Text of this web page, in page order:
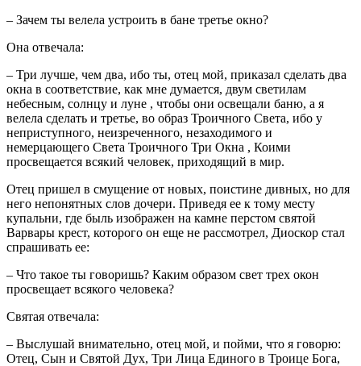
– Зачем ты велела устроить в бане третье окно?
Она отвечала:
– Три лучше, чем два, ибо ты, отец мой, приказал сделать два
окна в соответствие, как мне думается, двум светилам
небесным, солнцу и луне , чтобы они освещали баню, а я
велела сделать и третье, во образ Троичного Света, ибо у
неприступного, неизреченного, незаходимого и
немерцающего Света Троичного Три Окна , Коими
просвещается всякий человек, приходящий в мир.
Отец пришел в смущение от новых, поистине дивных, но для
него непонятных слов дочери. Приведя ее к тому месту
купальни, где быль изображен на камне перстом святой
Варвары крест, которого он еще не рассмотрел, Диоскор стал
спрашивать ее:
– Что такое ты говоришь? Каким образом свет трех окон
просвещает всякого человека?
Святая отвечала:
– Выслушай внимательно, отец мой, и пойми, что я говорю:
Отец, Сын и Святой Дух, Три Лица Единого в Троице Бога,